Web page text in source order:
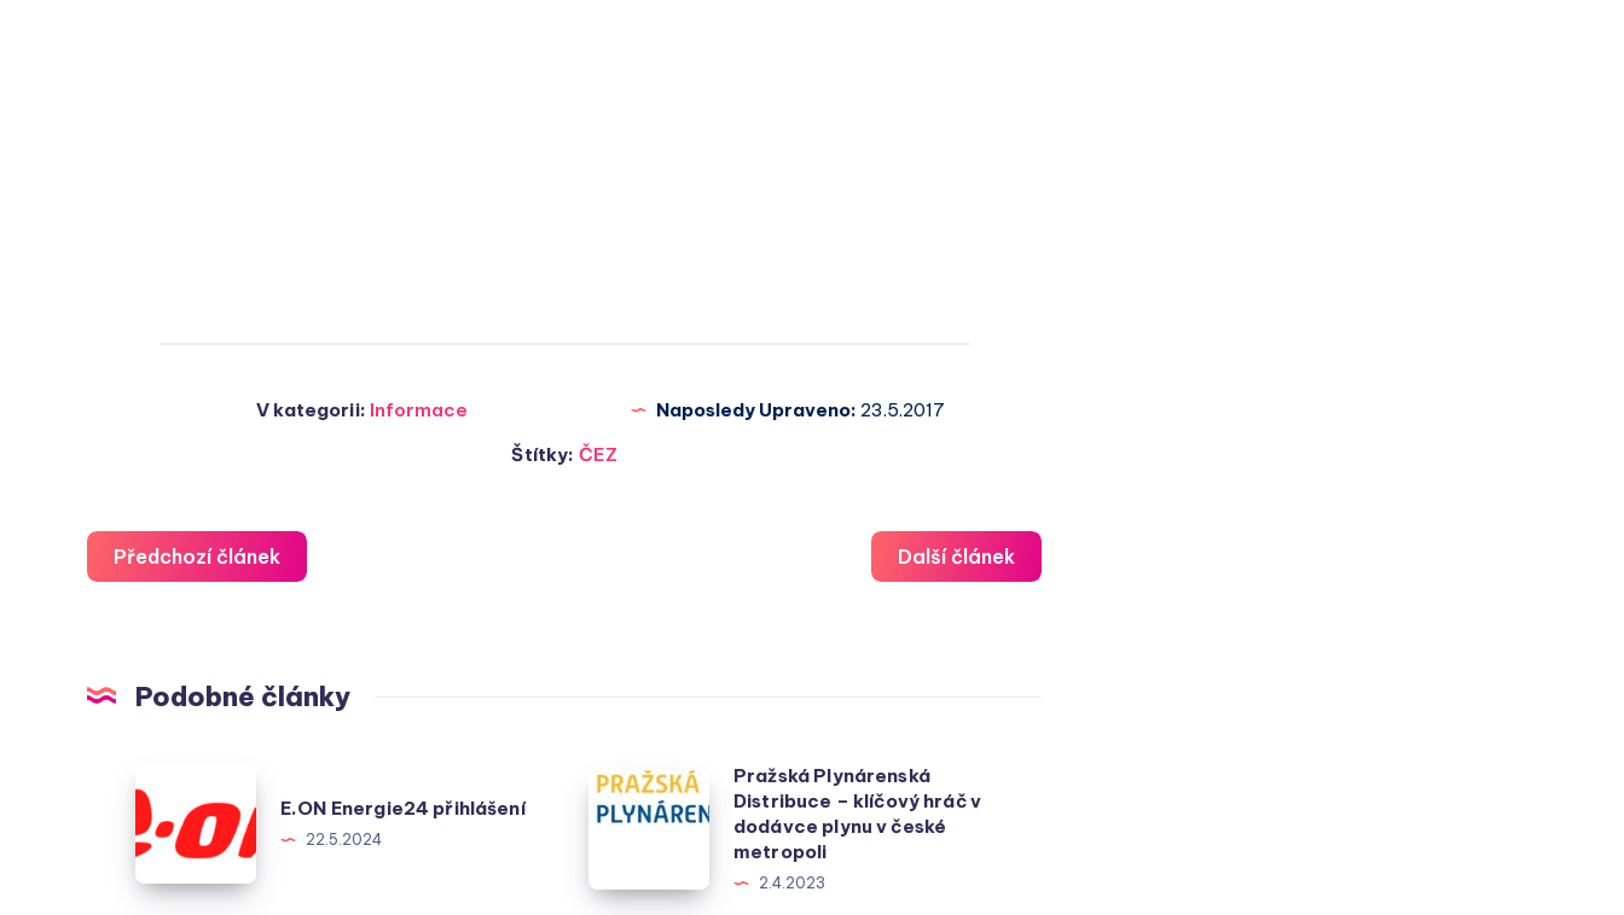
V kategorii: Informace Naposledy Upraveno: 23.5.2017
Štítky: ČEZ
Předchozí článek Další článek
Podobné články
Energie24
přihlášení
E.ON Energie24 přihlášení
22.5.2024
Pražská
Plynárenská
–
Pražská Plynárenská
Distribuce – klíčový hráč v
dodávce plynu v české
metropoli
2.4.2023